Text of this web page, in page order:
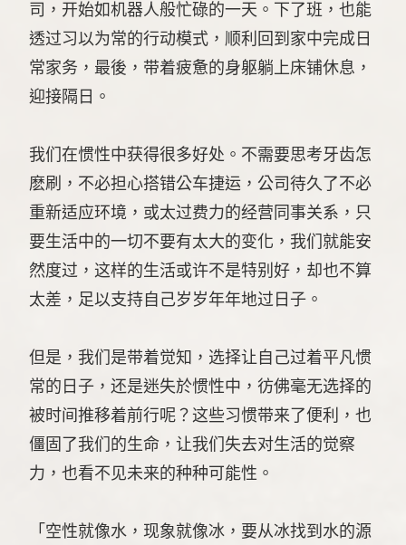
司，开始如机器人般忙碌的一天。下了班，也能
透过习以为常的行动模式，顺利回到家中完成日
常家务，最後，带着疲惫的身躯躺上床铺休息，
迎接隔日。
我们在惯性中获得很多好处。不需要思考牙齿怎
麽刷，不必担心搭错公车捷运，公司待久了不必
重新适应环境，或太过费力的经营同事关系，只
要生活中的一切不要有太大的变化，我们就能安
然度过，这样的生活或许不是特别好，却也不算
太差，足以支持自己岁岁年年地过日子。
但是，我们是带着觉知，选择让自己过着平凡惯
常的日子，还是迷失於惯性中，彷佛毫无选择的
被时间推移着前行呢？这些习惯带来了便利，也
僵固了我们的生命，让我们失去对生活的觉察
力，也看不见未来的种种可能性。
「空性就像水，现象就像冰，要从冰找到水的源